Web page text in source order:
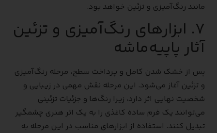
مانند رنگ‌آمیزی و تزئین خواهد بود.
۷. ابزارهای رنگ‌آمیزی و تزئین
آثار پاپیه‌ماشه
پس از خشک شدن کامل و پرداخت سطح، مرحله رنگ‌آمیزی
و تزئین آغاز می‌شود. این مرحله نقش مهمی در زیبایی و
شخصیت نهایی اثر دارد، زیرا رنگ‌ها و جزئیات تزئینی
می‌توانند یک فرم ساده کاغذی را به یک اثر هنری چشمگیر
تبدیل کنند. استفاده از ابزارهای مناسب در این مرحله به